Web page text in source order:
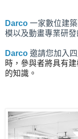
Darco 一家數位建
模以及動畫專業研發
Darco 邀請您加入
時，參與者將具有
的知識。